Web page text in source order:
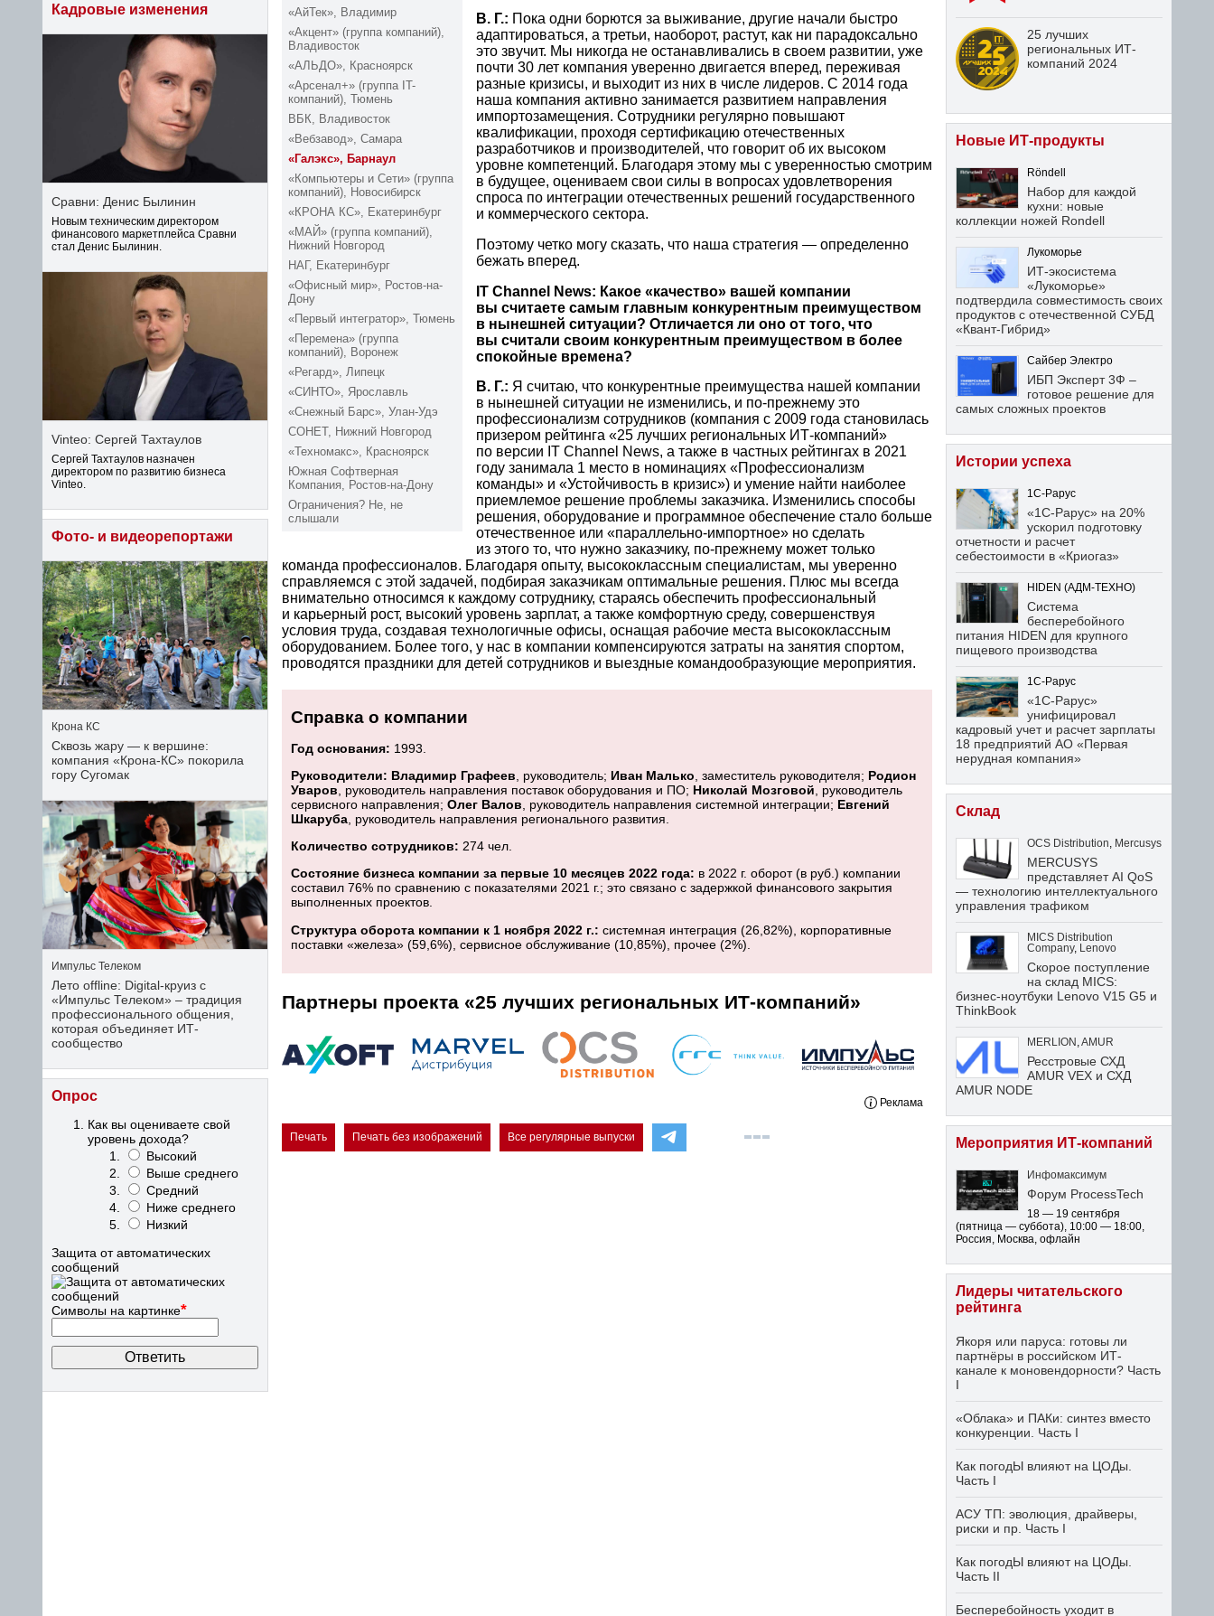
«АйТек», Владимир
«Акцент» (группа компаний),
Владивосток
«АЛЬДО», Красноярск
«Арсенал+» (группа IT-
компаний), Тюмень
ВБК, Владивосток
«Вебзавод», Самара
«Галэкс», Барнаул
«Компьютеры и Сети» (группа
компаний), Новосибирск
«КРОНА КС», Екатеринбург
«МАЙ» (группа компаний),
Нижний Новгород
НАГ, Екатеринбург
«Офисный мир», Ростов-на-
Дону
«Первый интегратор», Тюмень
«Перемена» (группа
компаний), Воронеж
«Регард», Липецк
«СИНТО», Ярославль
«Снежный Барс», Улан-Удэ
СОНЕТ, Нижний Новгород
«Техномакс», Красноярск
Южная Софтверная
Компания, Ростов-на-Дону
Ограничения? Не, не
слышали
В. Г.: Пока одни борются за выживание, другие начали быстро
адаптироваться, а третьи, наоборот, растут, как ни парадоксально
это звучит. Мы никогда не останавливались в своем развитии, уже
почти 30 лет компания уверенно двигается вперед, переживая
разные кризисы, и выходит из них в числе лидеров. С 2014 года
наша компания активно занимается развитием направления
импортозамещения. Сотрудники регулярно повышают
квалификации, проходя сертификацию отечественных
разработчиков и производителей, что говорит об их высоком
уровне компетенций. Благодаря этому мы с уверенностью смотрим
в будущее, оцениваем свои силы в вопросах удовлетворения
спроса по интеграции отечественных решений государственного
и коммерческого сектора.
Поэтому четко могу сказать, что наша стратегия — определенно
бежать вперед.
IT Channel News: Какое «качество» вашей компании
вы считаете самым главным конкурентным преимуществом
в нынешней ситуации? Отличается ли оно от того, что
вы считали своим конкурентным преимуществом в более
спокойные времена?
В. Г.: Я считаю, что конкурентные преимущества нашей компании
в нынешней ситуации не изменились, и по-прежнему это
профессионализм сотрудников (компания с 2009 года становилась
призером рейтинга «25 лучших региональных ИТ-компаний»
по версии IT Channel News, а также в частных рейтингах в 2021
году занимала 1 место в номинациях «Профессионализм
команды» и «Устойчивость в кризис») и умение найти наиболее
приемлемое решение проблемы заказчика. Изменились способы
решения, оборудование и программное обеспечение стало больше
отечественное или «параллельно-импортное» но сделать
из этого то, что нужно заказчику, по-прежнему может только
команда профессионалов. Благодаря опыту, высококлассным специалистам, мы уверенно
справляемся с этой задачей, подбирая заказчикам оптимальные решения. Плюс мы всегда
внимательно относимся к каждому сотруднику, стараясь обеспечить профессиональный
и карьерный рост, высокий уровень зарплат, а также комфортную среду, совершенствуя
условия труда, создавая технологичные офисы, оснащая рабочие места высококлассным
оборудованием. Более того, у нас в компании компенсируются затраты на занятия спортом,
проводятся праздники для детей сотрудников и выездные командообразующие мероприятия.
Справка о компании
Год основания: 1993.
Руководители: Владимир Графеев , руководитель; Иван Малько , заместитель руководителя; Родион
Уваров , руководитель направления поставок оборудования и ПО; Николай Мозговой , руководитель
сервисного направления; Олег Валов , руководитель направления системной интеграции; Евгений
Шкаруба , руководитель направления регионального развития.
Количество сотрудников: 274 чел.
Состояние бизнеса компании за первые 10 месяцев 2022 года: в 2022 г. оборот (в руб.) компании
составил 76% по сравнению с показателями 2021 г.; это связано с задержкой финансового закрытия
выполненных проектов.
Структура оборота компании к 1 ноября 2022 г.: системная интеграция (26,82%), корпоративные
поставки «железа» (59,6%), сервисное обслуживание (10,85%), прочее (2%).
Партнеры проекта «25 лучших региональных ИТ-компаний»
Реклама
Печать Печать без изображений Все регулярные выпуски
Кадровые изменения
Сравни: Денис Былинин
Новым техническим директором
финансового маркетплейса Сравни
стал Денис Былинин.
Vinteo: Сергей Тахтаулов
Сергей Тахтаулов назначен
директором по развитию бизнеса
Vinteo.
Фото- и видеорепортажи
Крона КС
Сквозь жару — к вершине:
компания «Крона‑КС» покорила
гору Сугомак
Импульс Телеком
Лето offline: Digital-круиз с
«Импульс Телеком» – традиция
профессионального общения,
которая объединяет ИТ-
сообщество
Опрос
Как вы оцениваете свой
уровень дохода?
Высокий
Выше среднего
Средний
Ниже среднего
Низкий
Защита от автоматических
сообщений
Символы на картинке*
25 лучших
региональных ИТ-
компаний 2024
Новые ИТ-продукты
Röndell
Набор для каждой
кухни: новые
коллекции ножей Rondell
Лукоморье
ИТ-экосистема
«Лукоморье»
подтвердила совместимость своих
продуктов с отечественной СУБД
«Квант-Гибрид»
Сайбер Электро
ИБП Эксперт 3Ф –
готовое решение для
самых сложных проектов
Истории успеха
1С-Рарус
«1С-Рарус» на 20%
ускорил подготовку
отчетности и расчет
себестоимости в «Криогаз»
HIDEN (АДМ-ТЕХНО)
Система
бесперебойного
питания HIDEN для крупного
пищевого производства
1С-Рарус
«1С-Рарус»
унифицировал
кадровый учет и расчет зарплаты
18 предприятий АО «Первая
нерудная компания»
Склад
OCS Distribution Mercusys
MERCUSYS
представляет AI QoS
— технологию интеллектуального
управления трафиком
MICS Distribution
Company, Lenovo
Скорое поступление
на склад MICS:
бизнес-ноутбуки Lenovo V15 G5 и
ThinkBook
MERLION AMUR
Ресстровые СХД
AMUR VEX и СХД
AMUR NODE
Мероприятия ИТ-компаний
Инфомаксимум
Форум ProcessTech
18 — 19 сентября
(пятница — суббота), 10:00 — 18:00,
Россия, Москва, офлайн
Лидеры читательского
рейтинга
Якоря или паруса: готовы ли
партнёры в российском ИТ-
канале к моновендорности? Часть
I
«Облака» и ПАКи: синтез вместо
конкуренции. Часть I
Как погодЫ влияют на ЦОДы.
Часть I
АСУ ТП: эволюция, драйверы,
риски и пр. Часть I
Как погодЫ влияют на ЦОДы.
Часть II
Бесперебойность уходит в